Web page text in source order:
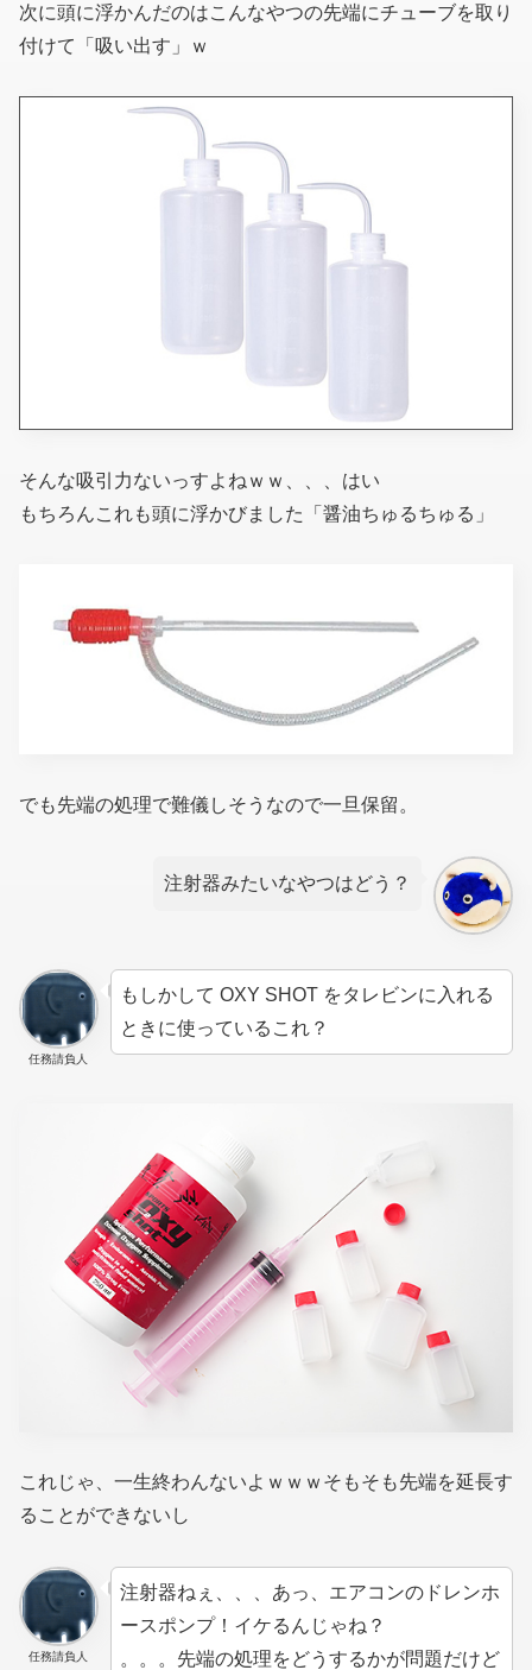
次に頭に浮かんだのはこんなやつの先端にチューブを取り
付けて「吸い出す」ｗ
そんな吸引力ないっすよねｗｗ、、、はい
もちろんこれも頭に浮かびました「醤油ちゅるちゅる」
でも先端の処理で難儀しそうなので一旦保留。
注射器みたいなやつはどう？
任務請負人
もしかして OXY SHOT をタレビンに入れる
ときに使っているこれ？
これじゃ、一生終わんないよｗｗｗそもそも先端を延長す
ることができないし
任務請負人
注射器ねぇ、、、あっ、エアコンのドレンホ
ースポンプ！イケるんじゃね？
。。。先端の処理をどうするかが問題だけど